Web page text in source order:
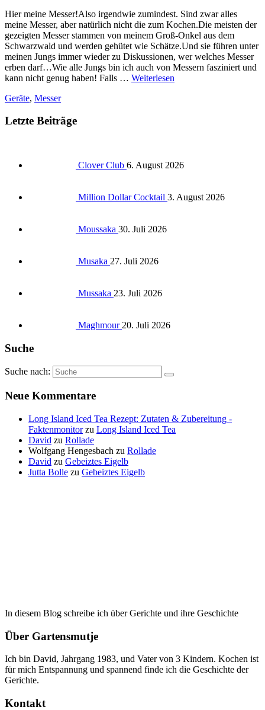
Hier meine Messer!Also irgendwie zumindest. Sind zwar alles
meine Messer, aber natürlich nicht die zum Kochen.Die meisten der
gezeigten Messer stammen von meinem Groß-Onkel aus dem
Schwarzwald und werden gehütet wie Schätze.Und sie führen unter
meinen Jungs immer wieder zu Diskussionen, wer welches Messer
erben darf…Wie alle Jungs bin ich auch von Messern fasziniert und
kann nicht genug haben! Falls … Weiterlesen
Geräte, Messer
Letzte Beiträge
Clover Club 6. August 2026
Million Dollar Cocktail 3. August 2026
Moussaka 30. Juli 2026
Musaka 27. Juli 2026
Mussaka 23. Juli 2026
Maghmour 20. Juli 2026
Suche
Suche nach:
Neue Kommentare
Long Island Iced Tea Rezept: Zutaten & Zubereitung -
Faktenmonitorzu Long Island Iced Tea
David zu Rollade
Wolfgang Hengesbach zu Rollade
David zu Gebeiztes Eigelb
Jutta Bolle zu Gebeiztes Eigelb
In diesem Blog schreibe ich über Gerichte und ihre Geschichte
Über Gartensmutje
Ich bin David, Jahrgang 1983, und Vater von 3 Kindern. Kochen ist
für mich Entspannung und spannend finde ich die Geschichte der
Gerichte.
Kontakt